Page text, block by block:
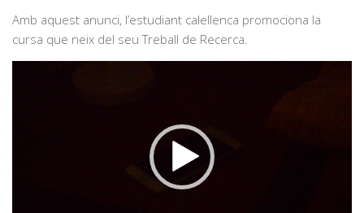
Amb aquest anunci, l’estudiant calellenca promociona la
cursa que neix del seu Treball de Recerca.
Reproductor
de